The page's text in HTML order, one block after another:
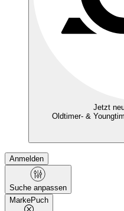
Jetzt
Oldtimer- &
Anmelden
Suche anpassen
MarkePuch